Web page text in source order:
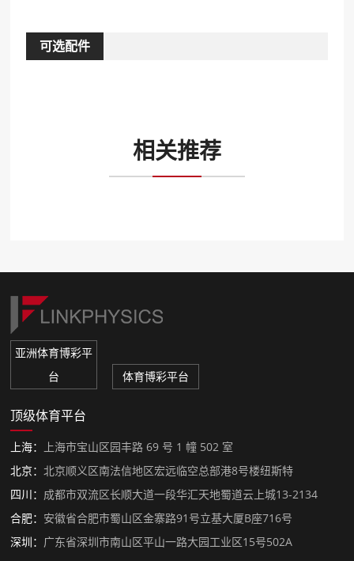
可选配件
相关推荐
亚洲体育博彩平
台
体育博彩平台
顶级体育平台
上海：
上海市宝山区园丰路 69 号 1 幢 502 室
北京：北京顺义区南法信地区宏远临空总部港8号楼纽斯特
四川： 成都市双流区长顺大道一段华汇天地蜀道云上城13-2134
合肥： 安徽省合肥市蜀山区金寨路91号立基大厦B座716号
深圳： 广东省深圳市南山区平山一路大园工业区15号502A